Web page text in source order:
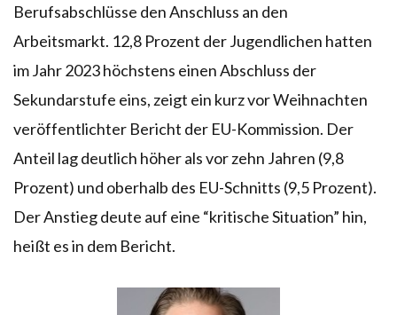
Berufsabschlüsse den Anschluss an den
Arbeitsmarkt. 12,8 Prozent der Jugendlichen hatten
im Jahr 2023 höchstens einen Abschluss der
Sekundarstufe eins, zeigt ein kurz vor Weihnachten
veröffentlichter Bericht der EU-Kommission. Der
Anteil lag deutlich höher als vor zehn Jahren (9,8
Prozent) und oberhalb des EU-Schnitts (9,5 Prozent).
Der Anstieg deute auf eine “kritische Situation” hin,
heißt es in dem Bericht.